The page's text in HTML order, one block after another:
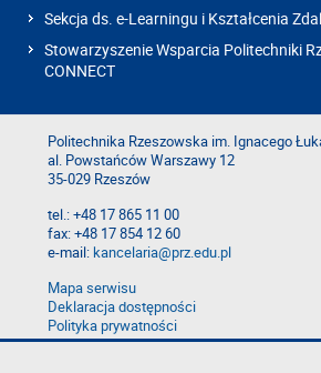
Sekcja ds. e-Learningu i Kształcenia
Stowarzyszenie Wsparcia Politechniki
CONNECT
Politechnika Rzeszowska im. Ignacego
al. Powstańców Warszawy 12
35-029 Rzeszów
tel.: +48 17 865 11 00
fax: +48 17 854 12 60
e-mail:kancelaria@prz.edu.pl
Mapa serwisu
Deklaracja dostępności
Polityka prywatności
Zgłoś błąd na stronie